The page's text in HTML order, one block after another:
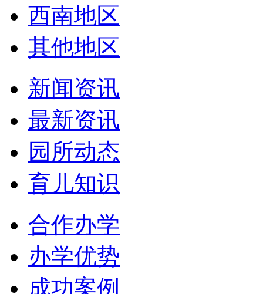
西南地区
其他地区
新闻资讯
最新资讯
园所动态
育儿知识
合作办学
办学优势
成功案例